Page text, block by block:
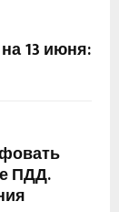
13 июня:
ПДД.